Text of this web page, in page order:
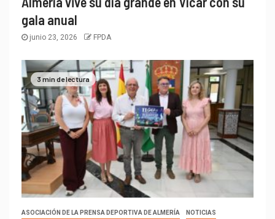
gala anual
junio 23, 2026 FPDA
3 min de lectura
ASOCIACIÓN DE LA PRENSA DEPORTIVA DE ALMERÍA NOTICIAS